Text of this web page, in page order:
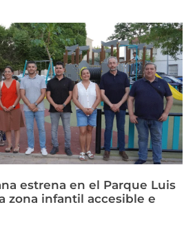
estrena en el Parque Luis
zona infantil accesible e